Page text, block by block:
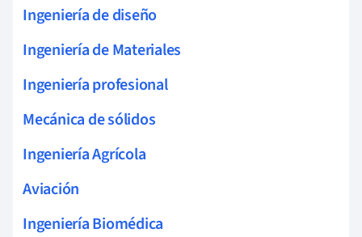
Ingeniería de diseño
Ingeniería de Materiales
Ingeniería profesional
Mecánica de sólidos
Ingeniería Agrícola
Aviación
Ingeniería Biomédica